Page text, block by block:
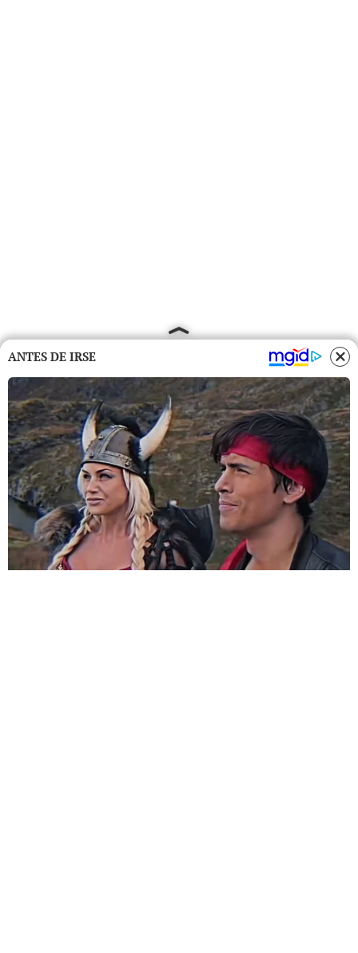
ANTES DE IRSE